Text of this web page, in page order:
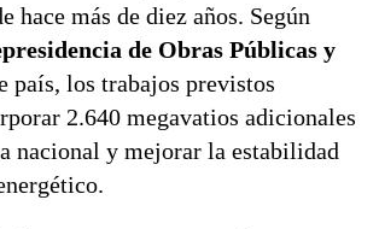
hace más de diez años. Según
de Obras Públicas y
país, los trabajos previstos
2.640 megavatios adicionales
nacional y mejorar la estabilidad